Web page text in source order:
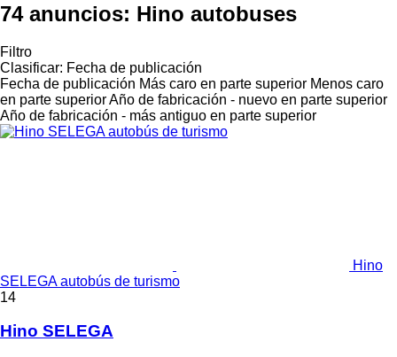
74 anuncios: Hino autobuses
Filtro
Clasificar: Fecha de publicación
Fecha de publicación Más caro en parte superior Menos caro
en parte superiorAño de fabricación - nuevo en parte superior
Año de fabricación - más antiguo en parte superior
Hino
SELEGA autobús de turismo
14
Hino SELEGA